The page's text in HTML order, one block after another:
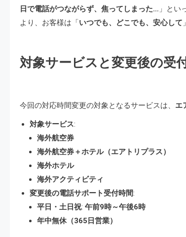
日で電話がつながらず、焦ってしまった… 」とい
より、お客様は「いつでも、どこでも、安心して
対象サービスと変更後の受
今回の対応時間変更の対象となるサービスは、 エ
対象サービス:
海外航空券
海外航空券＋ホテル（エアトリプラス）
海外ホテル
海外アクティビティ
変更後の電話サポート受付時間:
平日・土日祝: 午前9時～午後6時
年中無休（365日営業）